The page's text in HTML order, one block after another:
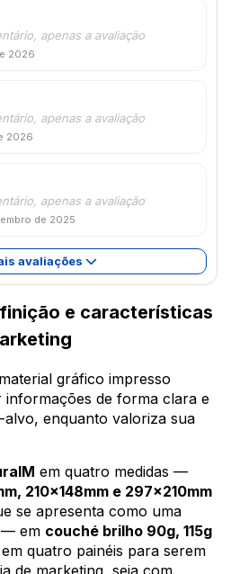
apenas a avaliação
2026
apenas a avaliação
2026
apenas a avaliação
de 2025
avaliações
e características
gráfico impresso
informações de forma clara e
enquanto valoriza sua
em quatro medidas —
210x148mm e 297x210mm
se apresenta como uma
— em couché brilho 90g, 115g
quatro painéis para serem